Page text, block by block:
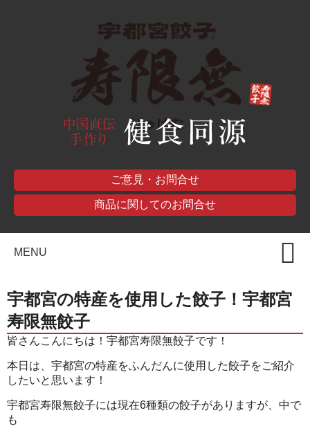
ご意見・お問合せ
商品に関してのお問合せ
MENU
宇都宮の特産を使用した餃子！宇都宮
寿限無餃子
皆さんこんにちは！宇都宮寿限無餃子です！
本日は、宇都宮の特産をふんだんに使用した餃子をご紹介
したいと思います！
宇都宮寿限無餃子には現在6種類の餃子がありますが、中で
も